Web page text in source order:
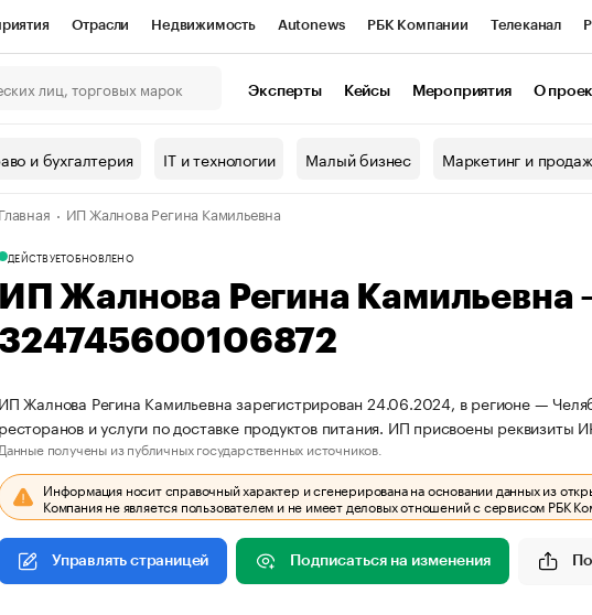
Отрасли Недвижимость Autonews РБК Компании Телеканал
Проверка контрагентов
валюты
Эксперты Кейсы Мероприятия О
и бухгалтерия IT и технологии Малый бизнес Маркетинг и
Главная ИП Жалнова Регина Камильевна
ДЕЙСТВУЕТОБНОВЛЕНО
ИП Жалнова Регина
324745600106872
ИП Жалнова Регина Камильевна зарегистрирован 24.06.2024, в регионе —
ресторанов и услуги по доставке продуктов питания. ИП присвоены
Данные получены из публичных государственных источников.
Информация носит справочный характер и сгенерирована на основании данных из
Компания не является пользователем и не имеет деловых отношений с сервисом РБК
Управлять страницей Подписаться на изменения